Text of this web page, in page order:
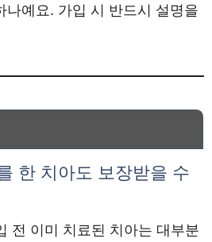
나예요. 가입 시 반드시 설명을
한 치아도 보장받을 수
전 이미 치료된 치아는 대부분